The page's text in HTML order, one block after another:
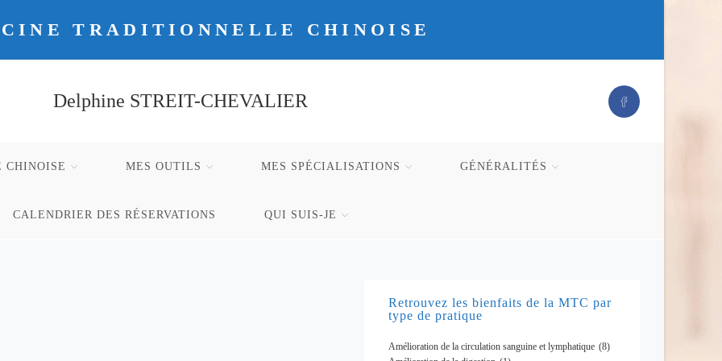
TRADITIONNELLE CHINOISE
Delphine STREIT-CHEVALIER
CHINOISE MES OUTILS MES SPÉCIALISATIONS GÉNÉRALITÉS
CALENDRIER DES RÉSERVATIONS QUI SUIS-JE
Retrouvez les bienfaits de la MTC par
type de pratique
Amélioration de la circulation sanguine et lymphatique (8)